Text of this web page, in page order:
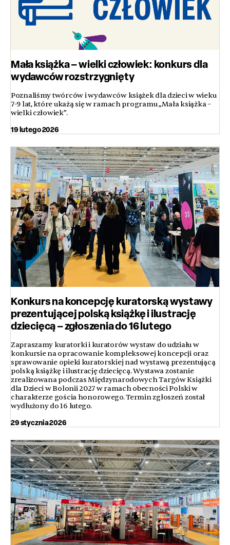
Mała książka – wielki człowiek: konkurs dla
wydawców rozstrzygnięty
Poznaliśmy twórców i wydawców książek dla dzieci w wieku
7-9 lat, które ukażą się w ramach programu „Mała książka –
wielki człowiek”.
19 lutego 2026
Konkurs na koncepcję kuratorską wystawy
prezentującej polską książkę i ilustrację
dziecięcą – zgłoszenia do 16 lutego
Zapraszamy kuratorki i kuratorów wystaw do udziału w
konkursie na opracowanie kompleksowej koncepcji oraz
sprawowanie opieki kuratorskiej nad wystawą prezentującą
polską książkę i ilustrację dziecięcą. Wystawa zostanie
zrealizowana podczas Międzynarodowych Targów Książki
dla Dzieci w Bolonii 2027 w ramach obecności Polski w
charakterze gościa honorowego. Termin zgłoszeń został
wydłużony do 16 lutego.
29 stycznia 2026